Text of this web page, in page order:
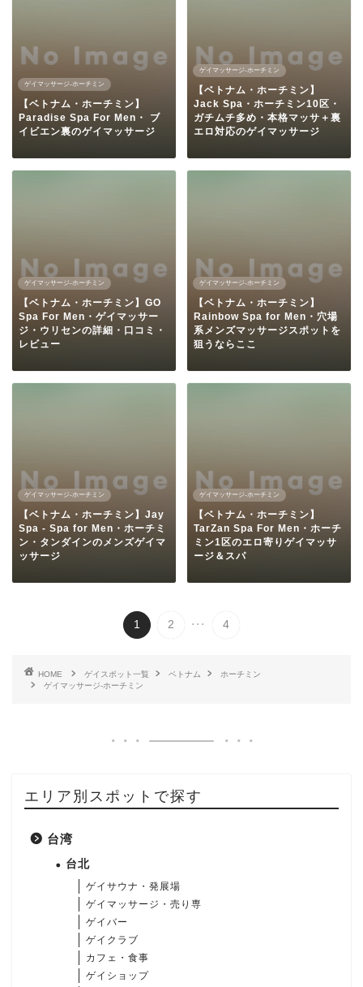
ゲイマッサージ-ホーチミン
【ベトナム・ホーチミン】
Paradise Spa For Men・ ブ
イビエン裏のゲイマッサージ
ゲイマッサージ-ホーチミン
【ベトナム・ホーチミン】
Jack Spa・ホーチミン10区・
ガチムチ多め・本格マッサ＋裏
エロ対応のゲイマッサージ
ゲイマッサージ-ホーチミン
【ベトナム・ホーチミン】GO
Spa For Men・ゲイマッサー
ジ・ウリセンの詳細・口コミ・
レビュー
ゲイマッサージ-ホーチミン
【ベトナム・ホーチミン】
Rainbow Spa for Men・穴場
系メンズマッサージスポットを
狙うならここ
ゲイマッサージ-ホーチミン
【ベトナム・ホーチミン】Jay
Spa - Spa for Men・ホーチミ
ン・タンダインのメンズゲイマ
ッサージ
ゲイマッサージ-ホーチミン
【ベトナム・ホーチミン】
TarZan Spa For Men・ホーチ
ミン1区のエロ寄りゲイマッサ
ージ＆スパ
1 2 ... 4
HOME ゲイスポット一覧 ベトナム
ホーチミン
ゲイマッサージ-ホーチミン
エリア別スポットで探す
台湾
台北
ゲイサウナ・発展場
ゲイマッサージ・売り専
ゲイバー
ゲイクラブ
カフェ・食事
ゲイショップ